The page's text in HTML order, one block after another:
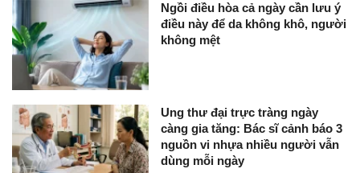
Ngồi điều hòa cả ngày cần lưu ý
điều này để da không khô, người
không mệt
Ung thư đại trực tràng ngày
càng gia tăng: Bác sĩ cảnh báo 3
nguồn vi nhựa nhiều người vẫn
dùng mỗi ngày